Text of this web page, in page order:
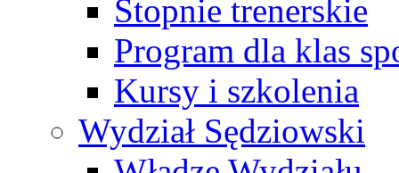
Stopnie trenerskie
Program dla klas
Kursy i szkolenia
Wydział Sędziowski